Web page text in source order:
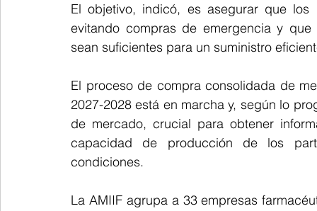
El objetivo, indicó, es asegurar que
evitando compras de emergencia y
sean suficientes para un suministro
El proceso de compra consolidada de
2027-2028 está en marcha y, según lo
de mercado, crucial para obtener
capacidad de producción de los
condiciones.
La AMIIF agrupa a 33 empresas